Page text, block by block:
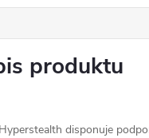
produktu
disponuje